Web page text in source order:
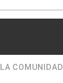
COMUNIDAD